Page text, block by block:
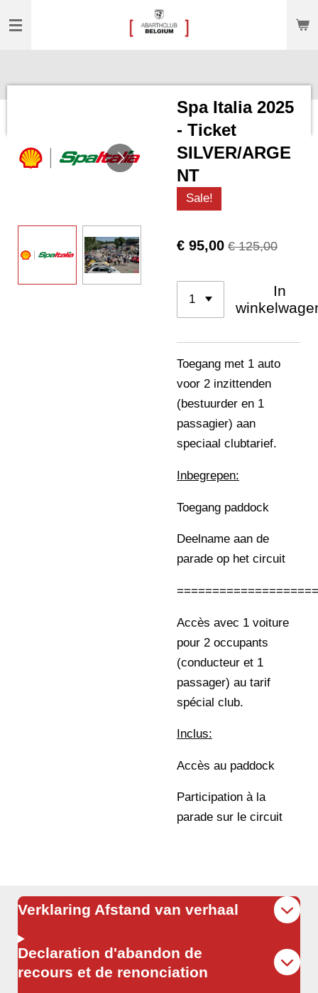
Ga
direct
Spa Italia 2025
- Ticket
SILVER/ARGE
NT
Sale!
€ 95,00 € 125,00
In
Toegang met 1 auto
voor 2 inzittenden
(bestuurder en 1
passagier) aan
speciaal clubtarief.
Inbegrepen:
Toegang paddock
Deelname aan de
parade op het circuit
Accès avec 1 voiture
pour 2 occupants
(conducteur et 1
passager) au tarif
spécial club.
Inclus:
Accès au paddock
Participation à la
parade sur le circuit
Verklaring Afstand van verhaal
Declaration d'abandon de
recours et de renonciation